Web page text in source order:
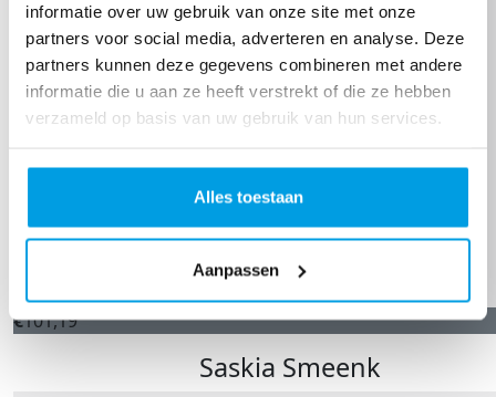
informatie over uw gebruik van onze site met onze
partners voor social media, adverteren en analyse. Deze
partners kunnen deze gegevens combineren met andere
informatie die u aan ze heeft verstrekt of die ze hebben
verzameld op basis van uw gebruik van hun services.
Alles toestaan
Aanpassen
€101,19
Saskia Smeenk